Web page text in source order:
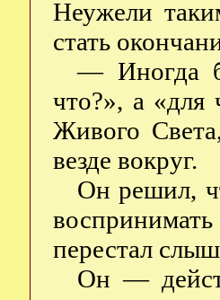
Неужели
стать
— Иногда
что?», а
Живого
везде вокруг.
Он решил,
перестал
Он —